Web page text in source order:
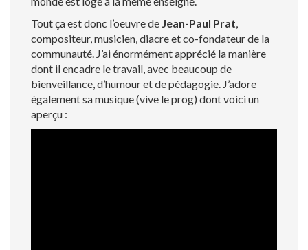
Tout ça est donc l’oeuvre de Jean-Paul Prat,
compositeur, musicien, diacre et co-fondateur de la
communauté. J’ai énormément apprécié la manière
dont il encadre le travail, avec beaucoup de
bienveillance, d’humour et de pédagogie. J’adore
également sa musique (vive le prog) dont voici un
aperçu :